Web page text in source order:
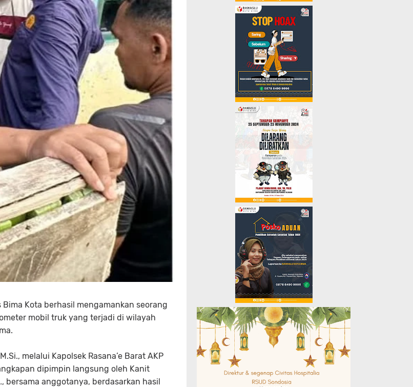
Bima Kota berhasil mengamankan seorang
mobil truk yang terjadi di wilayah
melalui Kapolsek Rasana’e Barat AKP
dipimpin langsung oleh Kanit
bersama anggotanya, berdasarkan hasil